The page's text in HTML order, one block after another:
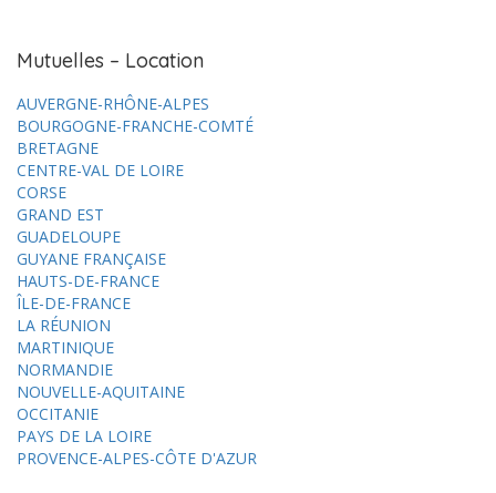
Mutuelles – Location
AUVERGNE-RHÔNE-ALPES
BOURGOGNE-FRANCHE-COMTÉ
BRETAGNE
CENTRE-VAL DE LOIRE
CORSE
GRAND EST
GUADELOUPE
GUYANE FRANÇAISE
HAUTS-DE-FRANCE
ÎLE-DE-FRANCE
LA RÉUNION
MARTINIQUE
NORMANDIE
NOUVELLE-AQUITAINE
OCCITANIE
PAYS DE LA LOIRE
PROVENCE-ALPES-CÔTE D'AZUR